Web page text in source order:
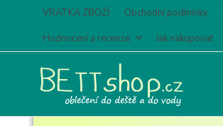
VRATKA ZBOŽÍ Obchodní podmínky
Hodnocení a recenze
Jak nakupovat